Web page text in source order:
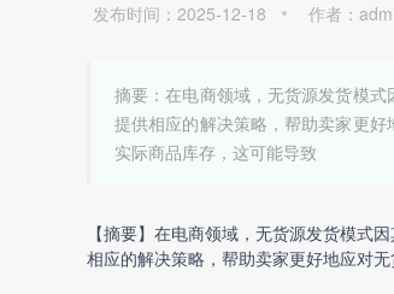
发布时间：2025-12-18 作者：
摘要：在电商领域，无货源发货模
提供相应的解决策略，帮助卖家更
实际商品库存，这可能导致
【摘要】在电商领域， 无货源发货模式
相应的解决策略，帮助卖家更好地应对